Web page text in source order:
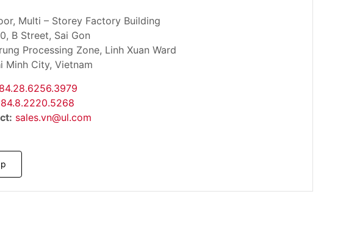
Multi – Storey Factory Building
B Street, Sai Gon
Processing Zone, Linh Xuan Ward
Minh City, Vietnam
sales.vn@ul.com